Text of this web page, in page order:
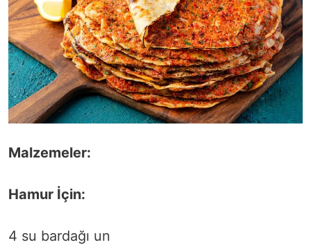
Malzemeler:
Hamur İçin:
4 su bardağı un